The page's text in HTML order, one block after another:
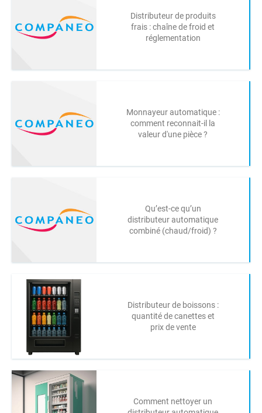
Distributeur de produits
frais : chaîne de froid et
réglementation
Monnayeur automatique :
comment reconnait-il la
valeur d'une pièce ?
Qu’est-ce qu’un
distributeur automatique
combiné (chaud/froid) ?
Distributeur de boissons :
quantité de canettes et
prix de vente
Comment nettoyer un